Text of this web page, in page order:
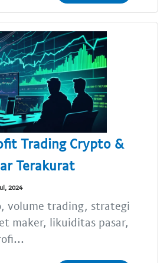
Trading Crypto &
Terakurat
2024
volume trading, strategi
maker, likuiditas pasar,